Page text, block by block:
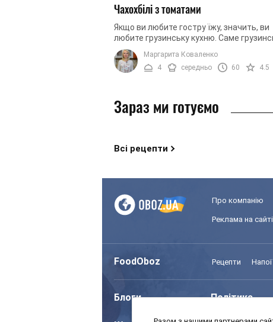
Чахохбілі з томатами
Якщо ви любите гостру їжу, значить, ви
любите грузинську кухню. Саме
страви відрізняються великим вмістом
перцю, часнику та всіляких ...
Маргарита Коваленко
4
середньо 60 4.5
Зараз ми готуємо
Всі рецепти
Про компанію
Реклама на сайті
FoodOboz Рецепти Напої
Блоги Політика